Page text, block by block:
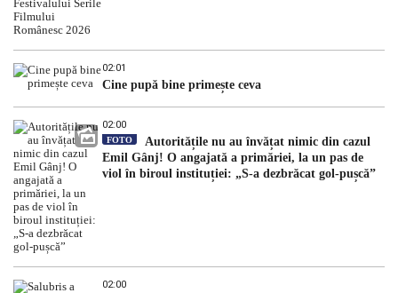
02:01
Cine pupă bine primește ceva
02:00
FOTO
Autoritățile nu au învățat nimic din cazul
Emil Gânj! O angajată a primăriei, la un pas de
viol în biroul instituției: „S-a dezbrăcat gol-pușcă”
02:00